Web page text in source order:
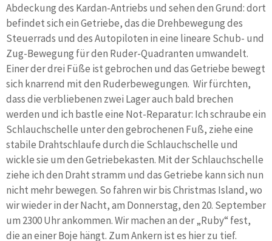
Abdeckung des Kardan-Antriebs und sehen den Grund: dort
befindet sich ein Getriebe, das die Drehbewegung des
Steuerrads und des Autopiloten in eine lineare Schub- und
Zug-Bewegung für den Ruder-Quadranten umwandelt.
Einer der drei Füße ist gebrochen und das Getriebe bewegt
sich knarrend mit den Ruderbewegungen. Wir fürchten,
dass die verbliebenen zwei Lager auch bald brechen
werden und ich bastle eine Not-Reparatur: Ich schraube ein
Schlauchschelle unter den gebrochenen Fuß, ziehe eine
stabile Drahtschlaufe durch die Schlauchschelle und
wickle sie um den Getriebekasten. Mit der Schlauchschelle
ziehe ich den Draht stramm und das Getriebe kann sich nun
nicht mehr bewegen. So fahren wir bis Christmas Island, wo
wir wieder in der Nacht, am Donnerstag, den 20. September
um 2300 Uhr ankommen. Wir machen an der „Ruby“ fest,
die an einer Boje hängt. Zum Ankern ist es hier zu tief.